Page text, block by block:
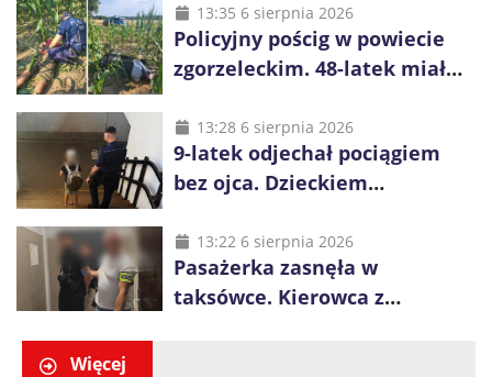
13:35 6 sierpnia 2026
Policyjny pościg w powiecie
zgorzeleckim. 48-latek miał
poszukiwany
13:28 6 sierpnia 2026
9-latek odjechał pociągiem
bez ojca. Dzieckiem
i kierownik składu
13:22 6 sierpnia 2026
Pasażerka zasnęła w
taksówce. Kierowca z
Więcej